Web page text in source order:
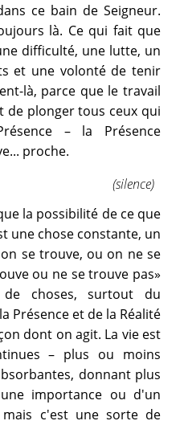
ce bain de Seigneur.
là. Ce qui fait que
difficulté, une lutte, un
et une volonté de tenir
là, parce que le travail
de plonger tous ceux qui
– la Présence
proche.
(silence)
la possibilité de ce que
une chose constante, un
se trouve, ou on ne se
ou ne se trouve pas»
de choses, surtout du
Présence et de la Réalité
dont on agit. La vie est
– plus ou moins
donnant plus
importance ou d'un
c'est une sorte de